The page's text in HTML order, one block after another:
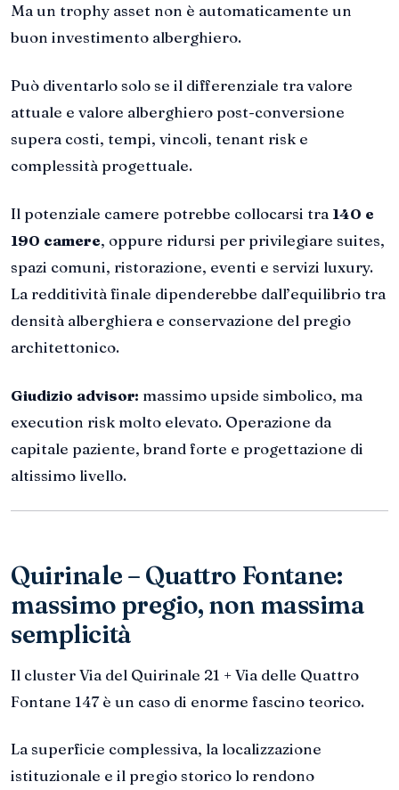
Ma un trophy asset non è automaticamente un
buon investimento alberghiero.
Può diventarlo solo se il differenziale tra valore
attuale e valore alberghiero post-conversione
supera costi, tempi, vincoli, tenant risk e
complessità progettuale.
Il potenziale camere potrebbe collocarsi tra 140 e
190 camere, oppure ridursi per privilegiare suites,
spazi comuni, ristorazione, eventi e servizi luxury.
La redditività finale dipenderebbe dall’equilibrio tra
densità alberghiera e conservazione del pregio
architettonico.
Giudizio advisor: massimo upside simbolico, ma
execution risk molto elevato. Operazione da
capitale paziente, brand forte e progettazione di
altissimo livello.
Quirinale – Quattro Fontane:
massimo pregio, non massima
semplicità
Il cluster Via del Quirinale 21 + Via delle Quattro
Fontane 147 è un caso di enorme fascino teorico.
La superficie complessiva, la localizzazione
istituzionale e il pregio storico lo rendono